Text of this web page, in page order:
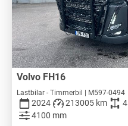
Volvo FH16
Lastbilar - Timmerbil | M597-0494
2024 213005 km 4
4100 mm